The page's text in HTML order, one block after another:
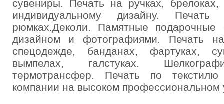
сувениры. Печать на ручках,
индивидуальному дизайну.
рюмках.Деколи. Памятные
дизайном и фотографиями. Печать
спецодежде, банданах, фартуках,
вымпелах, галстуках.
термотрансфер. Печать по
компании на высоком профессиональном